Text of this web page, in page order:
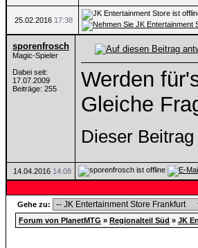
25.02.2016 17:38
sporenfrosch
Magic-Spieler
Dabei seit:
17.07.2009
Beiträge: 255
Werden
Gleiche
Dieser
14.04.2016 14:08
Gehe zu:
Forum von PlanetMTG » Regionalteil Süd » JK